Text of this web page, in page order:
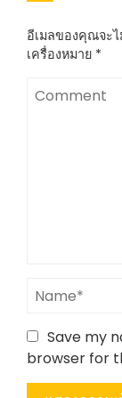
อีเมลของคุณจะ
เครื่องหมาย *
Save my
browser for